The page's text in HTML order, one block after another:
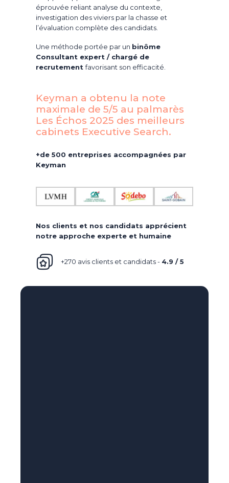
éprouvée reliant analyse du contexte,
investigation des viviers par la chasse et
l’évaluation complète des candidats.
Une méthode portée par un binôme
Consultant expert / chargé de
recrutementfavorisant son efficacité.
Keyman a obtenu la note
maximale de 5/5 au palmarès
Les Échos 2025 des meilleurs
cabinets Executive Search.​
+de 500 entreprises accompagnées par
Keyman
Nos clients et nos candidats apprécient
notre approche experte et humaine
+270 avis clients et candidats - 4.9 / 5